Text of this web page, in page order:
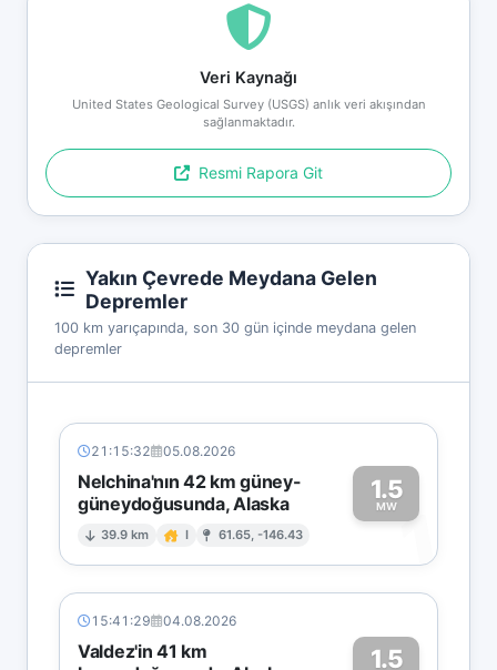
Veri Kaynağı
United States Geological Survey (USGS) anlık veri akışından
sağlanmaktadır.
Resmi Rapora Git
Yakın Çevrede Meydana Gelen
Depremler
100 km yarıçapında, son 30 gün içinde meydana gelen
depremler
21:15:32 05.08.2026
Nelchina'nın 42 km güney-
güneydoğusunda, Alaska
39.9 km I 61.65, -146.43
1.5
MW1
15:41:29 04.08.2026
Valdez'in 41 km
1.5